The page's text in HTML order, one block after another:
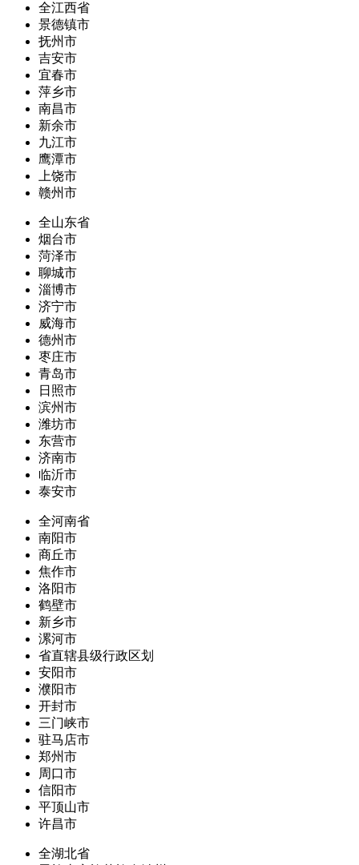
全江西省
景德镇市
抚州市
吉安市
宜春市
萍乡市
南昌市
新余市
九江市
鹰潭市
上饶市
赣州市
全山东省
烟台市
菏泽市
聊城市
淄博市
济宁市
威海市
德州市
枣庄市
青岛市
日照市
滨州市
潍坊市
东营市
济南市
临沂市
泰安市
全河南省
南阳市
商丘市
焦作市
洛阳市
鹤壁市
新乡市
漯河市
省直辖县级行政区划
安阳市
濮阳市
开封市
三门峡市
驻马店市
郑州市
周口市
信阳市
平顶山市
许昌市
全湖北省